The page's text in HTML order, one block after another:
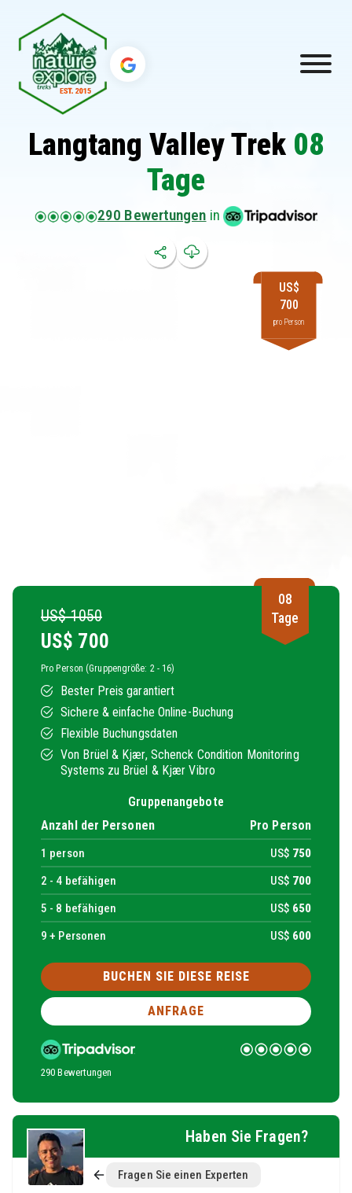
Langtang Valley Trek 08
Tage
290 Bewertungen in
US$
700
pro Person
08
Tage
US$ 1050
US$ 700
Pro Person (Gruppengröße: 2 - 16)
Bester Preis garantiert
Sichere & einfache Online-Buchung
Flexible Buchungsdaten
Von Brüel & Kjær, Schenck Condition Monitoring
Systems zu Brüel & Kjær Vibro
Gruppenangebote
Anzahl der Personen
Pro Person
1 person US$ 750
2 - 4 befähigen US$ 700
5 - 8 befähigen US$ 650
9 + Personen
US$ 600
BUCHEN SIE DIESE REISE
ANFRAGE
290 Bewertungen
Haben Sie Fragen?
Fragen Sie einen Experten